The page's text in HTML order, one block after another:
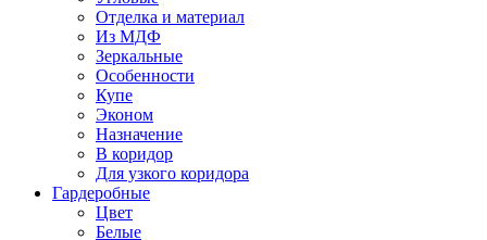
Отделка и материал
Из МДФ
Зеркальные
Особенности
Купе
Эконом
Назначение
В коридор
Для узкого коридора
Гардеробные
Цвет
Белые